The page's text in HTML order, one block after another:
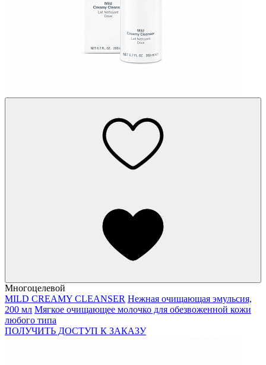
Многоцелевой
MILD CREAMY CLEANSER Нежная очищающая эмульсия,
200 мл Мягкое очищающее молочко для обезвоженной кожи
любого типа
ПОЛУЧИТЬ ДОСТУП К ЗАКАЗУ